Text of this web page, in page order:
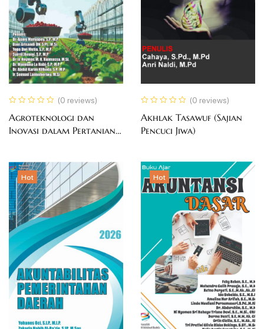
(0 reviews)
Agroteknologi dan
Inovasi dalam Pertanian
(0 reviews)
Akhlak Tasawuf (Sajian
Pencuci Jiwa)
Hot Hot